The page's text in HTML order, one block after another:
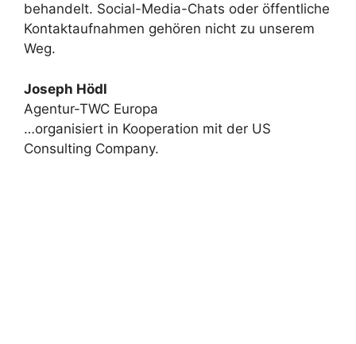
behandelt. Social-Media-Chats oder öffentliche
Kontaktaufnahmen gehören nicht zu unserem
Weg.
Joseph Hödl
Agentur-TWC Europa
…organisiert in Kooperation mit der US
Consulting Company.